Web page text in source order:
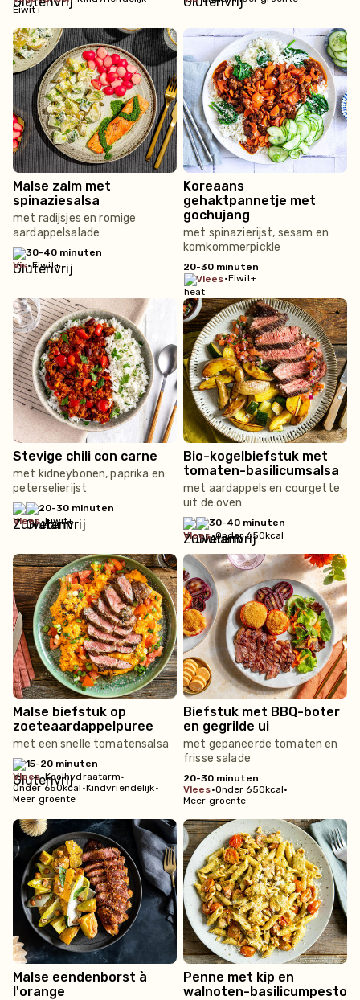
Eiwit+
Malse zalm met
spinaziesalsa
met radijsjes en romige
aardappelsalade
30-40 minuten
vis•Eiwit+
Koreaans
gehaktpannetje met
gochujang
met spinazierijst, sesam en
komkommerpickle
20-30 minuten
vlees•Eiwit+
Stevige chili con carne
met kidneybonen, paprika en
peterselierijst
20-30 minuten
vlees•Eiwit+
Bio-kogelbiefstuk met
tomaten-basilicumsalsa
met aardappels en courgette
uit de oven
30-40 minuten
vlees•Onder 650kcal
Malse biefstuk op
zoeteaardappelpuree
met een snelle tomatensalsa
15-20 minuten
vlees•Koolhydraatarm•
Onder 650kcal •Kindvriendelijk•
Meer groente
Biefstuk met BBQ-boter
en gegrilde ui
met gepaneerde tomaten en
frisse salade
20-30 minuten
vlees•Onder 650kcal•
Meer groente
Malse eendenborst à
l'orange
Penne met kip en
walnoten-basilicumpesto